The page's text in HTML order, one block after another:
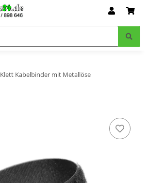
Klett Kabelbinder mit Metallöse